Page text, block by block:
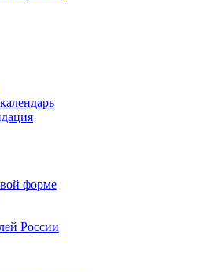
форме
России